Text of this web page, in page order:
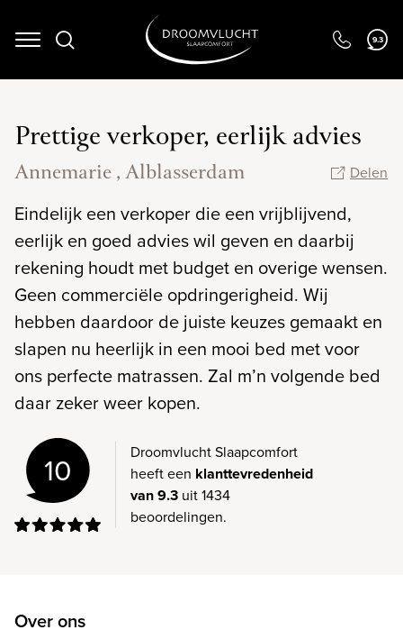
Navigation 9.3
Prettige verkoper, eerlijk advies
Annemarie , Alblasserdam Delen
Eindelijk een verkoper die een vrijblijvend,
eerlijk en goed advies wil geven en daarbij
rekening houdt met budget en overige wensen.
Geen commerciële opdringerigheid. Wij
hebben daardoor de juiste keuzes gemaakt en
slapen nu heerlijk in een mooi bed met voor
ons perfecte matrassen. Zal m’n volgende bed
daar zeker weer kopen.
10
Droomvlucht Slaapcomfort
heeft een klanttevredenheid
van 9.3 uit 1434
beoordelingen.
Over ons